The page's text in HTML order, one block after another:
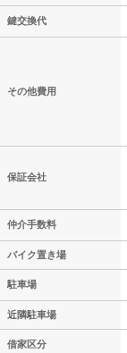
鍵交換代
その他費用
保証会社
仲介手数料
バイク置き場
駐車場
近隣駐車場
借家区分